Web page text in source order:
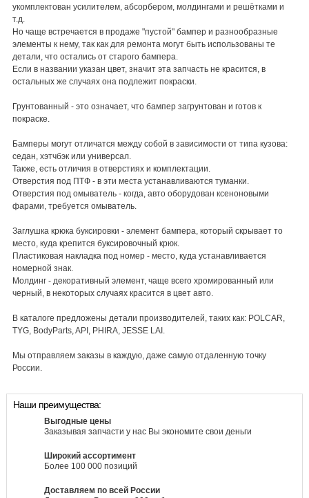
укомплектован усилителем, абсорбером, молдингами и решётками и
т.д.
Но чаще встречается в продаже "пустой" бампер и разнообразные
элементы к нему, так как для ремонта могут быть использованы те
детали, что остались от старого бампера.
Если в названии указан цвет, значит эта запчасть не красится, в
остальных же случаях она подлежит покраски.
Грунтованный - это означает, что бампер загрунтован и готов к
покраске.
Бамперы могут отличатся между собой в зависимости от типа кузова:
седан, хэтчбэк или универсал.
Также, есть отличия в отверстиях и комплектации.
Отверстия под ПТФ - в эти места устанавливаются туманки.
Отверстия под омыватель - когда, авто оборудован ксеноновыми
фарами, требуется омыватель.
Заглушка крюка буксировки - элемент бампера, который скрывает то
место, куда крепится буксировочный крюк.
Пластиковая накладка под номер - место, куда устанавливается
номерной знак.
Молдинг - декоративный элемент, чаще всего хромированный или
черный, в некоторых случаях красится в цвет авто.
В каталоге предложены детали производителей, таких как: POLCAR,
TYG, BodyParts, API, PHIRA, JESSE LAI.
Мы отправляем заказы в каждую, даже самую отдаленную точку
России.
Наши преимущества:
Выгодные цены
Заказывая запчасти у нас Вы экономите свои деньги
Широкий ассортимент
Более 100 000 позиций
Доставляем по всей России